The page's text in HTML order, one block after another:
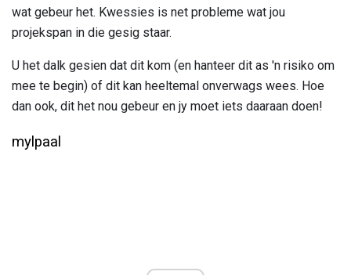
wat gebeur het. Kwessies is net probleme wat jou
projekspan in die gesig staar.
U het dalk gesien dat dit kom (en hanteer dit as 'n risiko om
mee te begin) of dit kan heeltemal onverwags wees. Hoe
dan ook, dit het nou gebeur en jy moet iets daaraan doen!
mylpaal